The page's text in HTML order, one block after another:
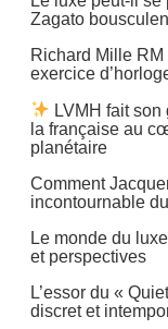
Zagato
Richard Mille
exercice
LVMH fait
la française au
planétaire
Comment
incontournable
Le monde du
et perspectives
L’essor du «
discret et